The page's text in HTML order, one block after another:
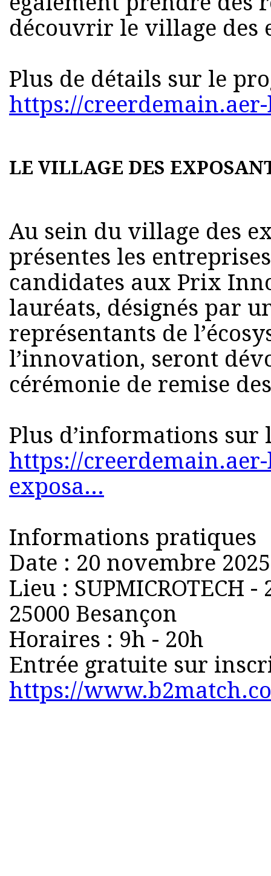
découvrir le village des
Plus de détails sur le
https://
LE VILLAGE DES
Au sein du village des
présentes les
candidates aux Prix
lauréats, désignés par
représentants de
l’innovation, seront
cérémonie de remise
Plus d’informations sur
https://
exposa...
Informations pratiques
Date : 20 novembre 2025
Lieu : SUPMICROTECH
25000 Besançon
Horaires : 9h - 20h
Entrée gratuite sur
https://